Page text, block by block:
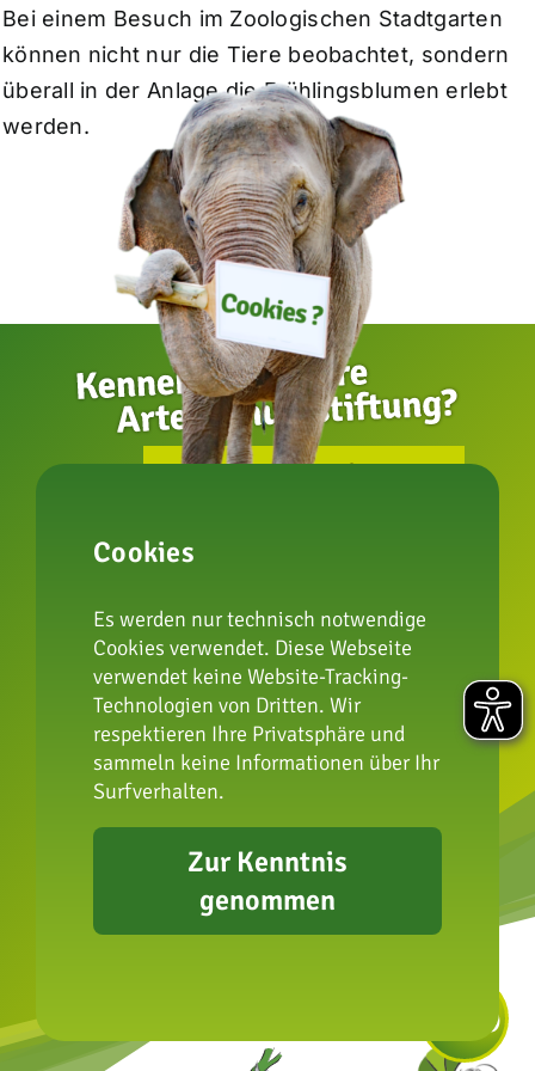
Bei einem Besuch im Zoologischen Stadtgarten
können nicht nur die Tiere beobachtet, sondern
überall in der Anlage die Frühlingsblumen erlebt
werden.
zur Artenschutzstiftung
Datenschutz
FAQ
Presse
Erklärung zur
Barrierefreiheit
Cookies
Es werden nur technisch notwendige
Cookies verwendet. Diese Webseite
verwendet keine Website-Tracking-
Technologien von Dritten. Wir
respektieren Ihre Privatsphäre und
sammeln keine Informationen über Ihr
Surfverhalten.
Zur Kenntnis
genommen
info